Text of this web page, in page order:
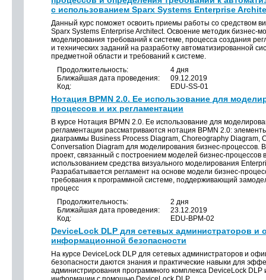
с использованием Sparx Systems Enterprise
Данный курс поможет освоить приемы работы со средством
Sparx Systems Enterprise Architect. Освоение методик бизнес-
моделирования требований к системе, процесса создания
и технических заданий на разработку автоматизированной
предметной области и требований к системе.
Продолжительность:
4 дня
Ближайшая дата проведения:
09.12.2019
Код:
EDU-SS-01
Нотация BPMN 2.0. Ее использование для
процессов и их регламентации
В курсе Нотация BPMN 2.0. Ее использование для
регламентации рассматриваются нотация BPMN 2.0:
диаграммы Business Process Diagram, Choreography Diagram,
Сonversation Diagram для моделирования бизнес-процессов.
проект, связанный с построением моделей бизнес-процессов
использованием средства визуального моделирования
Разрабатывается регламент на основе модели бизнес-
требования к программной системе, поддерживающий
процесс
Продолжительность:
2 дня
Ближайшая дата проведения:
23.12.2019
Код:
EDU-BPM-02
DeviceLock DLP для сетевых администраторов и
информационной безопасности
На курсе DeviceLock DLP для сетевых администраторов и
безопасности даются знания и практические навыки для
администрирования программного комплекса DeviceLock